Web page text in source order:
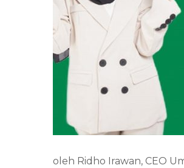
oleh Ridho Irawan, CEO